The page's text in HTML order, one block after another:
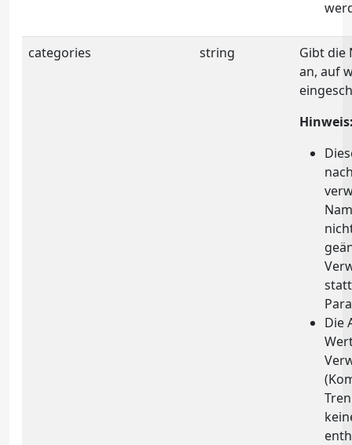
categories string
Gibt die
an, auf
Die